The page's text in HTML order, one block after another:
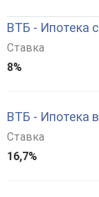
ВТБ - Ипотека
Ставка
8%
ВТБ - Ипотека
Ставка
16,7%